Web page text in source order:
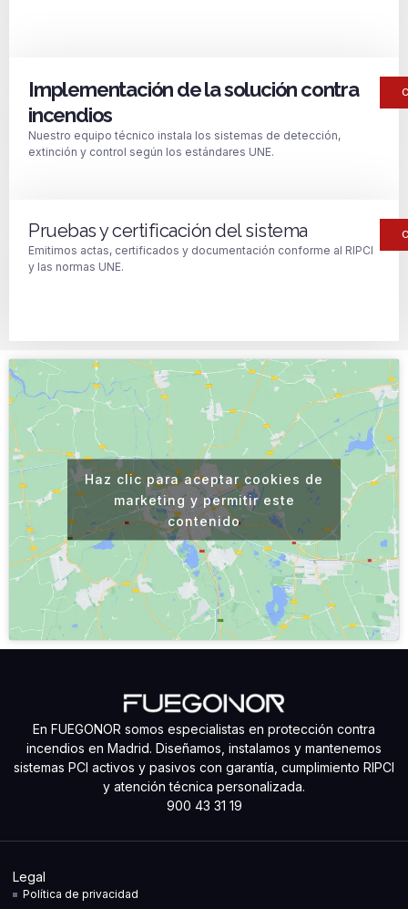
Implementación de la solución contra
incendios
Nuestro equipo técnico instala los sistemas de detección,
extinción y control según los estándares UNE.
Pruebas y certificación del sistema
Emitimos actas, certificados y documentación conforme al RIPCI
y las normas UNE.
Haz clic para aceptar cookies de
marketing y permitir este
contenido
En FUEGONOR somos especialistas en protección contra
incendios en Madrid. Diseñamos, instalamos y mantenemos
sistemas PCI activos y pasivos con garantía, cumplimiento RIPCI
y atención técnica personalizada.
900 43 31 19
Legal
Política de privacidad